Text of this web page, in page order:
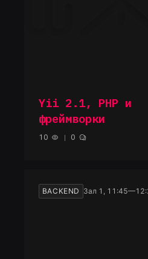
Yii 2.1, PHP и
фреймворки
10 0
BACKEND Зал 1,